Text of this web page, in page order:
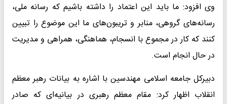
وی افزود: ما باید این اعتماد را داشته باشیم که رسانه ملی،
رسانه‌های گروهی، منابر و تریبون‌های ما این موضوع را تبیین
کنند که کار در مجموع با انسجام، هماهنگی، همراهی و مدیریت
در حال انجام است.
دبیرکل جامعه اسلامی مهندسین با اشاره به بیانات رهبر معظم
انقلاب اظهار کرد: مقام معظم رهبری در بیانیه‌ای که صادر